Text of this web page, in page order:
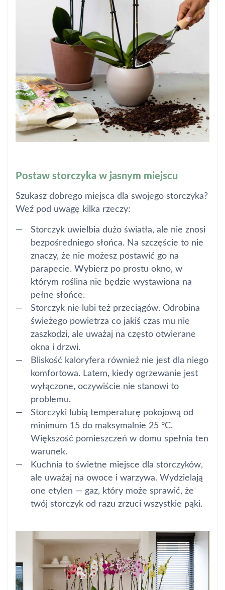
Postaw storczyka w jasnym miejscu
Szukasz dobrego miejsca dla swojego storczyka?
Weź pod uwagę kilka rzeczy:
Storczyk uwielbia dużo światła, ale nie znosi
bezpośredniego słońca. Na szczęście to nie
znaczy, że nie możesz postawić go na
parapecie. Wybierz po prostu okno, w
którym roślina nie będzie wystawiona na
pełne słońce.
Storczyk nie lubi też przeciągów. Odrobina
świeżego powietrza co jakiś czas mu nie
zaszkodzi, ale uważaj na często otwierane
okna i drzwi.
Bliskość kaloryfera również nie jest dla niego
komfortowa. Latem, kiedy ogrzewanie jest
wyłączone, oczywiście nie stanowi to
problemu.
Storczyki lubią temperaturę pokojową od
minimum 15 do maksymalnie 25 °C.
Większość pomieszczeń w domu spełnia ten
warunek.
Kuchnia to świetne miejsce dla storczyków,
ale uważaj na owoce i warzywa. Wydzielają
one etylen — gaz, który może sprawić, że
twój storczyk od razu zrzuci wszystkie pąki.